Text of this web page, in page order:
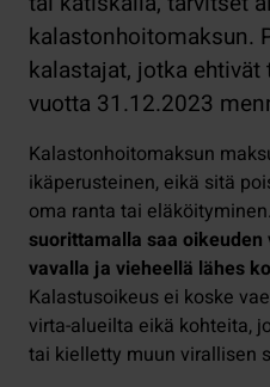
kalastonhoitomaksun.
kalastajat, jotka ehtivät
vuotta 31.12.2023
Kalastonhoitomaksun
ikäperusteinen, eikä sitä
oma ranta tai eläköityminen.
suorittamalla saa
vavalla ja vieheellä lähes
Kalastusoikeus ei koske
virta-alueilta eikä kohteita,
tai kielletty muun virallisen